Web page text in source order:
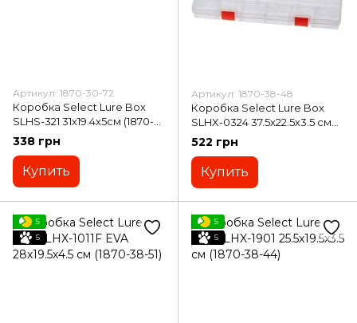
Артикул: 1870-30-72
Коробка Select Lure Box
SLHS-321 31х19.4х5см (1870-
30-72)
338 грн
Купить
Артикул: 1870-38-48
Коробка Select Lure Box
SLHX-0324 37.5х22.5х3.5 см
(1870-38-48)
522 грн
Купить
5
5
5
5